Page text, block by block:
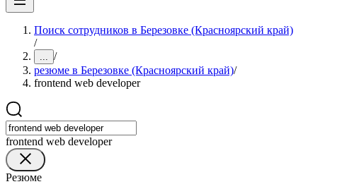
Поиск сотрудников в Березовке (Красноярский край)
/
... /
резюме в Березовке (Красноярский край)/
frontend web developer
frontend web developer
Резюме